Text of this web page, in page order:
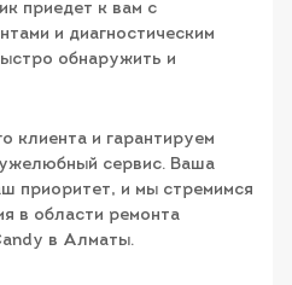
приедет к вам с
и диагностическим
обнаружить и
клиента и гарантируем
сервис. Ваша
приоритет, и мы стремимся
в области ремонта
в Алматы.